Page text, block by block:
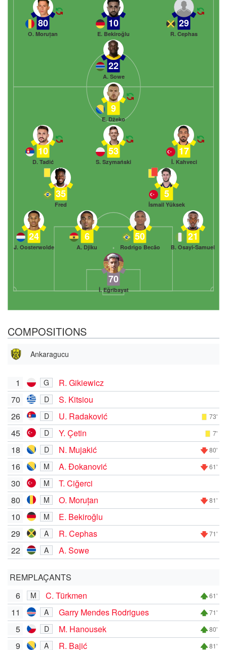
29
R. Cephas
10
E. Bekiroğlu
80
O. Moruțan
22
A. Sowe
70
İ. Eğribayat
24
J. Oosterwolde
6
A. Djiku
50
Rodrigo Becão
21
B. Osayi-Samuel
35
Fred
5
İsmail Yüksek
10
D. Tadić
53
S. Szymański
17
İ. Kahveci
9
E. Džeko
COMPOSITIONS
Ankaragucu
1 G
R. Gikiewicz
70
D
S. Kitsiou
26
D U. Radaković 73'
45 D Y. Çetin 7'
18 D N. Mujakić 80'
16 M A. Đokanović 61'
30 M
T. Ciğerci
80
M O. Moruțan 81'
10 M
E. Bekiroğlu
29
A R. Cephas 71'
22 A A. Sowe
REMPLAÇANTS
6
M C. Türkmen 61'
11 A Garry Mendes Rodrigues 71'
5 D M. Hanousek 80'
9 A R. Bajić 81'